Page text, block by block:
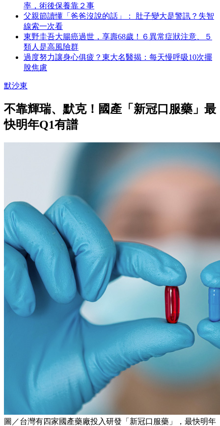
率，術後保養靠２事
父親節讀懂「爸爸沒說的話」： 肚子變大是警訊？失智
線索一次看
東野圭吾大腸癌過世，享壽68歲！６異常症狀注意、５
類人是高風險群
過度努力讓身心俱疲？東大名醫揭：每天慢呼吸10次擺
脫焦慮
默沙東
不靠輝瑞、默克！國產「新冠口服藥」最
快明年Q1有譜
圖／台灣有四家國產藥廠投入研發「新冠口服藥」，最快明年